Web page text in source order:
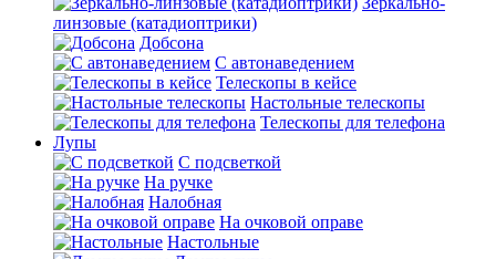
линзовые (катадиоптрики)
Добсона
С автонаведением
Телескопы в кейсе
Настольные телескопы
Телескопы для телефона
Лупы
С подсветкой
На ручке
Налобная
На очковой оправе
Настольные